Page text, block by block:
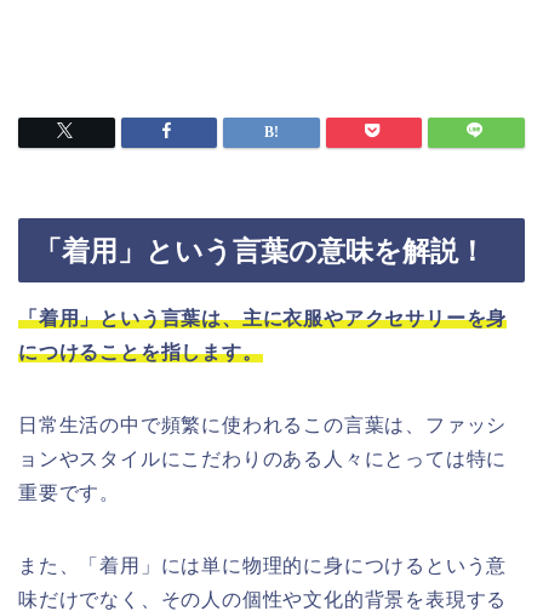
「着用」という言葉の意味を解説！
「着用」という言葉は、主に衣服やアクセサリーを身
につけることを指します。
日常生活の中で頻繁に使われるこの言葉は、ファッシ
ョンやスタイルにこだわりのある人々にとっては特に
重要です。
また、「着用」には単に物理的に身につけるという意
味だけでなく、その人の個性や文化的背景を表現する